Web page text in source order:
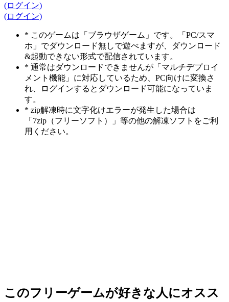
(ログイン)
(ログイン)
* このゲームは「ブラウザゲーム」です。「PC/スマ
ホ」でダウンロード無しで遊べますが、ダウンロード
&起動できない形式で配信されています。
* 通常はダウンロードできませんが「マルチデプロイ
メント機能」に対応しているため、PC向けに変換さ
れ、ログインするとダウンロード可能になっていま
す。
* zip解凍時に文字化けエラーが発生した場合は
「7zip（フリーソフト）」等の他の解凍ソフトをご利
用ください。
このフリーゲームが好きな人にオスス